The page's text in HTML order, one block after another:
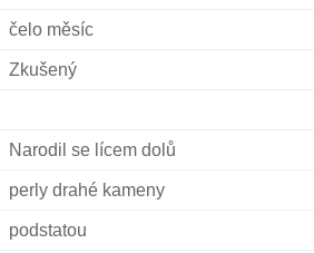
čelo měsíc
Zkušený
Narodil se lícem dolů
perly drahé kameny
podstatou